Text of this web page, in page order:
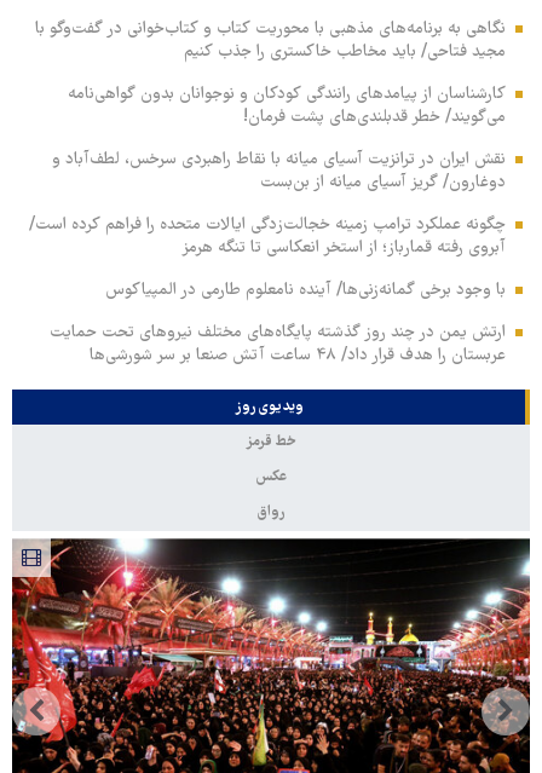
نگاهی به برنامه‌های مذهبی با محوریت کتاب و کتاب‌خوانی در گفت‌وگو با
مجید فتاحی/ باید مخاطب خاکستری را جذب کنیم
کارشناسان از پیامدهای رانندگی کودکان و نوجوانان بدون گواهی‌نامه
می‌گویند/ خطر قدبلندی‌های پشت فرمان!
نقش ایران در ترانزیت آسیای میانه با نقاط راهبردی سرخس، لطف‌آباد و
دوغارون/ گریز آسیای میانه از بن‌بست
چگونه عملکرد ترامپ زمینه خجالت‌زدگی ایالات متحده را فراهم کرده است/
آبروی رفته قمارباز؛ از استخر انعکاسی تا تنگه هرمز
با وجود برخی گمانه‌زنی‌ها/ آینده نامعلوم طارمی در المپیاکوس
ارتش یمن در چند روز گذشته پایگاه‌های مختلف نیروهای تحت حمایت
عربستان را هدف قرار داد/ ۴۸ ساعت آتش صنعا بر سر شورشی‌ها
ویدیوی روز
خط قرمز
عکس
رواق